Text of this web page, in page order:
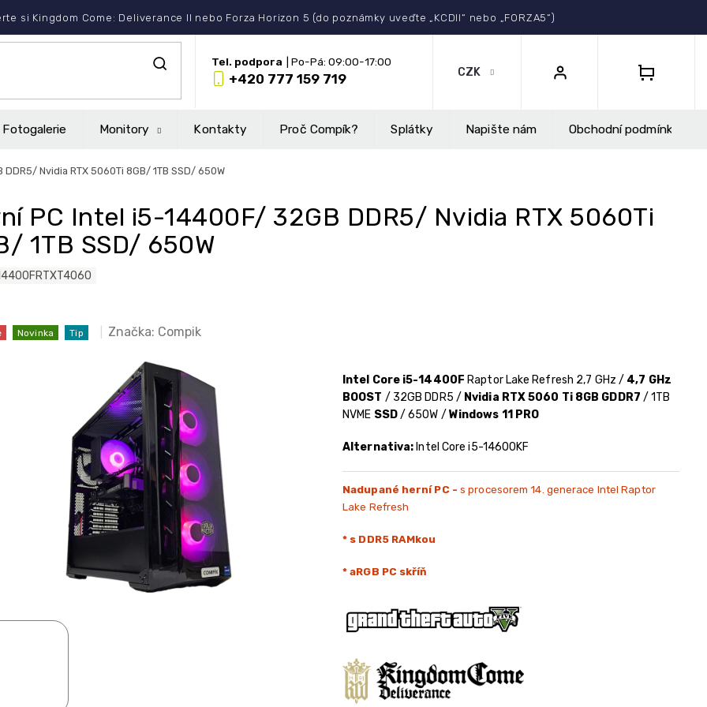
si Kingdom Come: Deliverance II nebo Forza Horizon 5 (do poznámky uveďte „KCDII“ nebo „FORZA5“)
+420 777 159 719 CZK
NÁKUPNÍ
Fotogalerie Monitory Kontakty Proč Compík? Splátky Napište nám Obchodní podmínky
Nvidia RTX 5060Ti 8GB/ 1TB SSD/ 650W
PC Intel i5-14400F/ 32GB DDR5/ Nvidia RTX 5060Ti
1TB SSD/ 650W
Novinka Tip Značka: Compik
Intel Core i5-14400F Raptor Lake Refresh 2,7 GHz / 4,7 GHz
BOOST / 32GB DDR5 / Nvidia RTX 5060 Ti 8GB GDDR7 / 1TB
NVME SSD/ 650W / Windows 11 PRO
Alternativa: Intel Core i5-14600KF
Nadupané herní PC - s procesorem 14. generace Intel Raptor
Lake Refresh
* s DDR5 RAMkou
* aRGB PC skříň
Select Language ▼